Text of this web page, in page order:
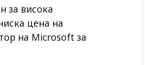
за висока
цена на
на Microsoft за